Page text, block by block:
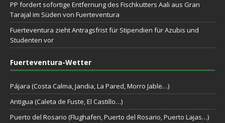
PP fordert sofortige Entfernung des Fischkutters Aali aus Gran
Tarajal im Süden von Fuerteventura
Fuerteventura zieht Antragsfrist für Stipendien für Azubis und
Studenten vor
Fuerteventura-Wetter
Pájara (Costa Calma, Jandia, La Pared, Morro Jable…)
Antigua (Caleta de Fuste, El Castillo…)
Puerto del Rosario (Flughafen, Puerto del Rosario, Puerto Lajas…)